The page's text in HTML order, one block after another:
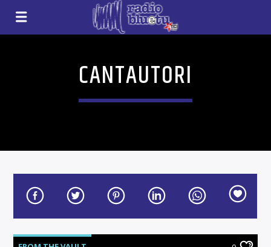
CANTAUTORI